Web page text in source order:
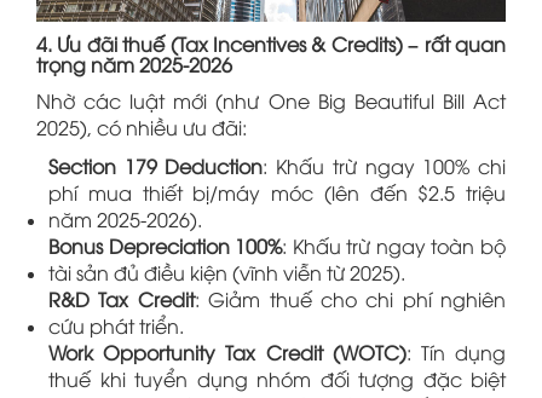
4. Ưu đãi thuế (Tax Incentives & Credits) – rất quan
trọng năm 2025-2026
Nhờ các luật mới (như One Big Beautiful Bill Act
2025), có nhiều ưu đãi:
Section 179 Deduction: Khấu trừ ngay 100% chi
phí mua thiết bị/máy móc (lên đến $2.5 triệu
năm 2025-2026).
Bonus Depreciation 100%: Khấu trừ ngay toàn bộ
tài sản đủ điều kiện (vĩnh viễn từ 2025).
R&D Tax Credit: Giảm thuế cho chi phí nghiên
cứu phát triển.
Work Opportunity Tax Credit (WOTC): Tín dụng
thuế khi tuyển dụng nhóm đối tượng đặc biệt